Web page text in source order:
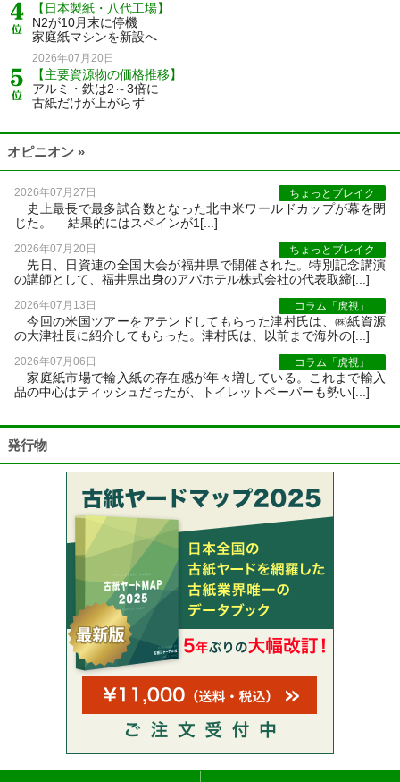
【日本製紙・八代工場】
N2が10月末に停機
家庭紙マシンを新設へ
2026年07月20日
【主要資源物の価格推移】
アルミ・鉄は2～3倍に
古紙だけが上がらず
オピニオン »
2026年07月27日 ちょっとブレイク
史上最長で最多試合数となった北中米ワールドカップが幕を閉
じた。 結果的にはスペインが1[...]
2026年07月20日 ちょっとブレイク
先日、日資連の全国大会が福井県で開催された。特別記念講演
の講師として、福井県出身のアパホテル株式会社の代表取締[...]
2026年07月13日 コラム「虎視」
今回の米国ツアーをアテンドしてもらった津村氏は、㈱紙資源
の大津社長に紹介してもらった。津村氏は、以前まで海外の[...]
2026年07月06日 コラム「虎視」
家庭紙市場で輸入紙の存在感が年々増している。これまで輸入
品の中心はティッシュだったが、トイレットペーパーも勢い[...]
発行物